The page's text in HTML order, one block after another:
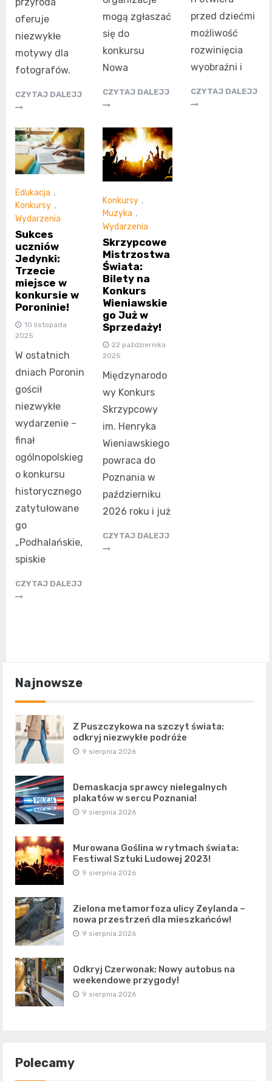
przyroda
oferuje
niezwykłe
motywy dla
fotografów.
CZYTAJ DALEJJ
mogą zgłaszać
się do
konkursu
Nowa
CZYTAJ DALEJJ
przed dziećmi
możliwość
rozwinięcia
wyobraźni i
CZYTAJ DALEJJ
Edukacja ,
Konkursy ,
Wydarzenia
Sukces
uczniów
Jedynki:
Trzecie
miejsce w
konkursie w
Poroninie!
10 listopada
2025
W ostatnich
dniach Poronin
gościł
niezwykłe
wydarzenie –
finał
ogólnopolskieg
o konkursu
historycznego
zatytułowane
go
„Podhalańskie,
spiskie
CZYTAJ DALEJJ
Konkursy ,
Muzyka ,
Wydarzenia
Skrzypcowe
Mistrzostwa
Świata:
Bilety na
Konkurs
Wieniawskie
go Już w
Sprzedaży!
22 października
2025
Międzynarodo
wy Konkurs
Skrzypcowy
im. Henryka
Wieniawskiego
powraca do
Poznania w
październiku
2026 roku i już
CZYTAJ DALEJJ
Najnowsze
Z Puszczykowa na szczyt świata:
odkryj niezwykłe podróże
9 sierpnia 2026
Demaskacja sprawcy nielegalnych
plakatów w sercu Poznania!
9 sierpnia 2026
Murowana Goślina w rytmach świata:
Festiwal Sztuki Ludowej 2023!
9 sierpnia 2026
Zielona metamorfoza ulicy Zeylanda –
nowa przestrzeń dla mieszkańców!
9 sierpnia 2026
Odkryj Czerwonak: Nowy autobus na
weekendowe przygody!
9 sierpnia 2026
Polecamy